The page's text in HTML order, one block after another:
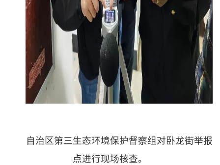
自治区第三生态环境保护督察组对卧龙街举报
点进行现场核查。